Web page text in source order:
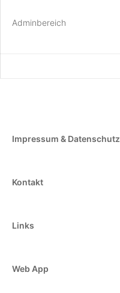
Adminbereich
Impressum & Datenschutz
Kontakt
Links
Web App